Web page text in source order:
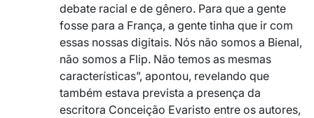
debate racial e de gênero. Para que a gente
fosse para a França, a gente tinha que ir com
essas nossas digitais. Nós não somos a Bienal,
não somos a Flip. Não temos as mesmas
características”, apontou, revelando que
também estava prevista a presença da
escritora Conceição Evaristo entre os autores,